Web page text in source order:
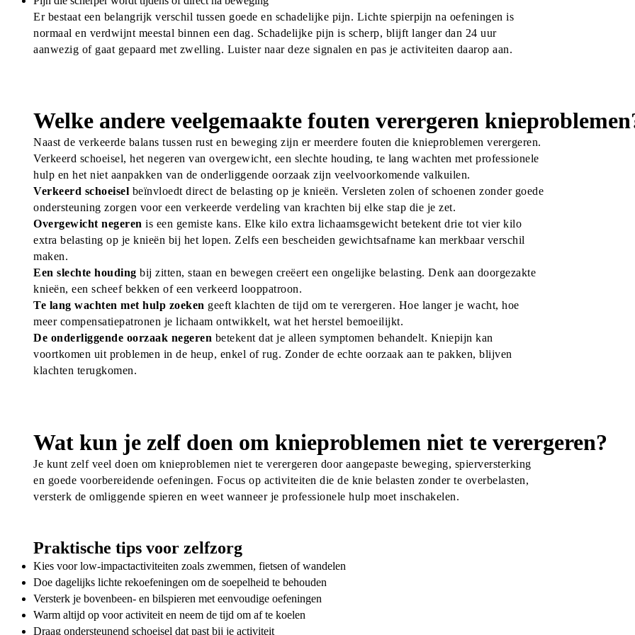
Er bestaat een belangrijk verschil tussen goede en schadelijke pijn. Lichte spierpijn na oefeningen is
normaal en verdwijnt meestal binnen een dag. Schadelijke pijn is scherp, blijft langer dan 24 uur
aanwezig of gaat gepaard met zwelling. Luister naar deze signalen en pas je activiteiten daarop aan.
Welke andere veelgemaakte fouten verergeren
Naast de verkeerde balans tussen rust en beweging zijn er meerdere fouten die knieproblemen verergeren.
Verkeerd schoeisel, het negeren van overgewicht, een slechte houding, te lang wachten met professionele
hulp en het niet aanpakken van de onderliggende oorzaak zijn veelvoorkomende valkuilen.
Verkeerd schoeisel beïnvloedt direct de belasting op je knieën. Versleten zolen of schoenen zonder goede
ondersteuning zorgen voor een verkeerde verdeling van krachten bij elke stap die je zet.
Overgewicht negeren is een gemiste kans. Elke kilo extra lichaamsgewicht betekent drie tot vier kilo
extra belasting op je knieën bij het lopen. Zelfs een bescheiden gewichtsafname kan merkbaar verschil
maken.
Een slechte houding bij zitten, staan en bewegen creëert een ongelijke belasting. Denk aan doorgezakte
knieën, een scheef bekken of een verkeerd looppatroon.
Te lang wachten met hulp zoeken geeft klachten de tijd om te verergeren. Hoe langer je wacht, hoe
meer compensatiepatronen je lichaam ontwikkelt, wat het herstel bemoeilijkt.
De onderliggende oorzaak negeren betekent dat je alleen symptomen behandelt. Kniepijn kan
voortkomen uit problemen in de heup, enkel of rug. Zonder de echte oorzaak aan te pakken, blijven
klachten terugkomen.
Wat kun je zelf doen om knieproblemen niet te verergeren?
Je kunt zelf veel doen om knieproblemen niet te verergeren door aangepaste beweging, spierversterking
en goede voorbereidende oefeningen. Focus op activiteiten die de knie belasten zonder te overbelasten,
versterk de omliggende spieren en weet wanneer je professionele hulp moet inschakelen.
Praktische tips voor zelfzorg
Kies voor low-impactactiviteiten zoals zwemmen, fietsen of wandelen
Doe dagelijks lichte rekoefeningen om de soepelheid te behouden
Versterk je bovenbeen- en bilspieren met eenvoudige oefeningen
Warm altijd op voor activiteit en neem de tijd om af te koelen
Draag ondersteunend schoeisel dat past bij je activiteit